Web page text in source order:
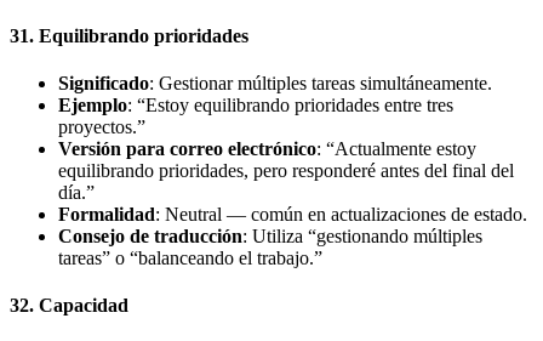
31. Equilibrando prioridades
Significado: Gestionar múltiples tareas simultáneamente.
Ejemplo: “Estoy equilibrando prioridades entre tres
proyectos.”
Versión para correo electrónico: “Actualmente estoy
equilibrando prioridades, pero responderé antes del final del
día.”
Formalidad: Neutral — común en actualizaciones de estado.
Consejo de traducción: Utiliza “gestionando múltiples
tareas” o “balanceando el trabajo.”
32. Capacidad